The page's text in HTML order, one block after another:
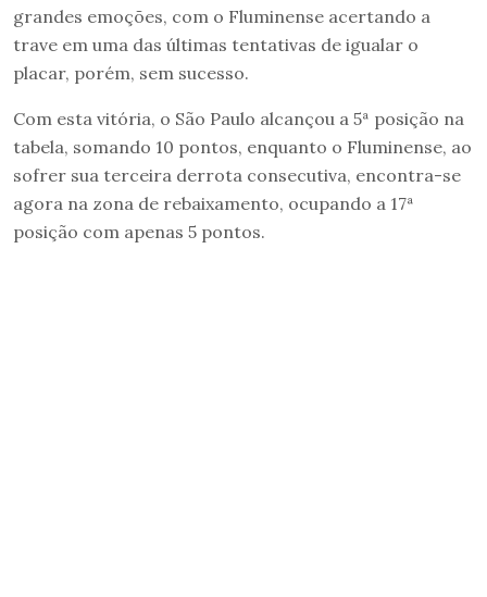
grandes emoções, com o Fluminense acertando a
trave em uma das últimas tentativas de igualar o
placar, porém, sem sucesso.
Com esta vitória, o São Paulo alcançou a 5ª posição na
tabela, somando 10 pontos, enquanto o Fluminense, ao
sofrer sua terceira derrota consecutiva, encontra-se
agora na zona de rebaixamento, ocupando a 17ª
posição com apenas 5 pontos.